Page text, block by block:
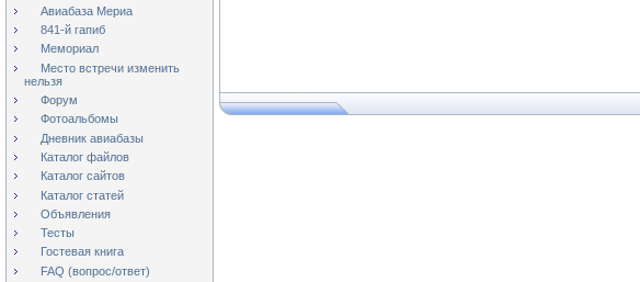
Авиабаза Мериа
841-й гапиб
Мемориал
Место встречи изменить
нельзя
Форум
Фотоальбомы
Дневник авиабазы
Каталог файлов
Каталог сайтов
Каталог статей
Объявления
Тесты
Гостевая книга
FAQ (вопрос/ответ)